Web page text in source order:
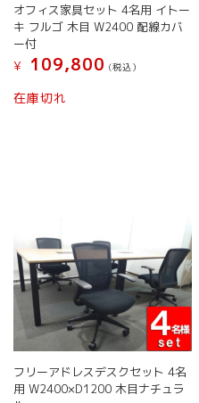
オフィス家具セット 4名用 イトー
キ フルゴ 木目 W2400 配線カバ
ー付
¥
109,800 (税込）
在庫切れ
フリーアドレスデスクセット 4名
用 W2400×D1200 木目ナチュラ